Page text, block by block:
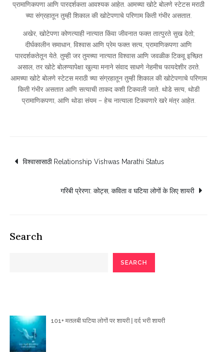
प्रामाणिकपणा आणि पारदर्शकता आवश्यक आहेत. आमच्या खोटे बोलणे स्टेटस मराठी
च्या संग्रहातून तुम्ही शिकाल की खोटेपणाचे परिणाम किती गंभीर असतात.
अखेर, खोटेपणा कोणत्याही नात्यात किंवा जीवनात फक्त तात्पुरते सुख देतो;
दीर्घकालीन समाधान, विश्वास आणि प्रेम फक्त सत्य, प्रामाणिकपणा आणि
पारदर्शकतेतून येते. तुम्ही जर तुमच्या नात्यात विश्वास आणि जवळीक टिकवू इच्छित
असाल, तर खोटे बोलण्यापेक्षा खुल्या मनाने संवाद साधणे नेहमीच फायदेशीर ठरते.
आमच्या खोटे बोलणे स्टेटस मराठी च्या संग्रहातून तुम्ही शिकाल की खोटेपणाचे परिणाम
किती गंभीर असतात आणि सत्याची ताकद कशी टिकवली जाते. थोडे सत्य, थोडी
प्रामाणिकपणा, आणि थोडा संयम – हेच नात्याला टिकवणारे खरे मंत्र आहेत.
Post
navigation
विश्वासासाठी Relationship Vishwas Marathi Status
गरिबी प्रेरणा: कोट्स, कविता व घटिया लोगों के लिए शायरी
Search
SEARCH
101+ मतलबी घटिया लोगों पर शायरी | दर्द भरी शायरी